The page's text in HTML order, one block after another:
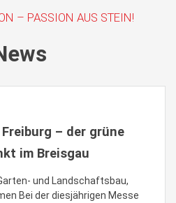
– PASSION AUS STEIN!
– der grüne
im Breisgau
und Landschaftsbau,
Bei der diesjährigen Messe